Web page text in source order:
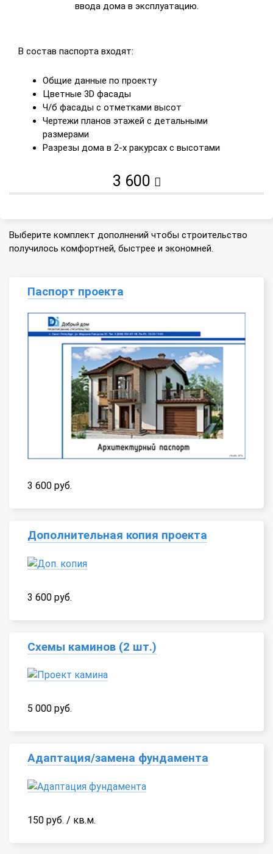
ввода дома в эксплуатацию.
В состав паспорта входят:
Общие данные по проекту
Цветные 3D фасады
Ч/б фасады с отметками высот
Чертежи планов этажей с детальными
размерами
Разрезы дома в 2-х ракурсах с высотами
3 600
Выберите комплект дополнений чтобы строительство
получилось комфортней, быстрее и экономней.
Паспорт проекта
3 600 руб.
Дополнительная копия проекта
3 600 руб.
Схемы каминов (2 шт.)
5 000 руб.
Адаптация/замена фундамента
150 руб. / кв.м.